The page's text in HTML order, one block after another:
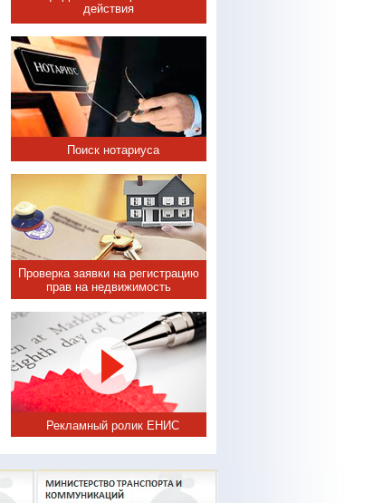
действия
Поиск нотариуса
Проверка заявки на регистрацию
прав на недвижимость
Рекламный ролик ЕНИС